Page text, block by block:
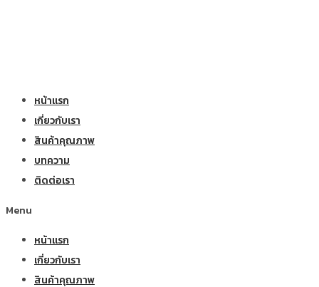
หน้าแรก
เกี่ยวกับเรา
สินค้าคุณภาพ
บทความ
ติดต่อเรา
Menu
หน้าแรก
เกี่ยวกับเรา
สินค้าคุณภาพ